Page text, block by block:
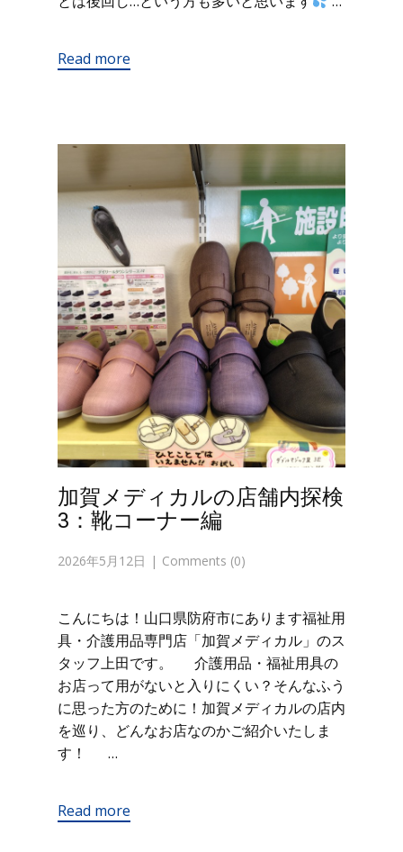
Read more
加賀メディカルの店舗内探検
3：靴コーナー編
2026年5月12日 Comments (0)
こんにちは！山口県防府市にあります福祉用
具・介護用品専門店「加賀メディカル」のス
タッフ上田です。 介護用品・福祉用具の
お店って用がないと入りにくい？そんなふう
に思った方のために！加賀メディカルの店内
を巡り、どんなお店なのかご紹介いたしま
す！ …
Read more